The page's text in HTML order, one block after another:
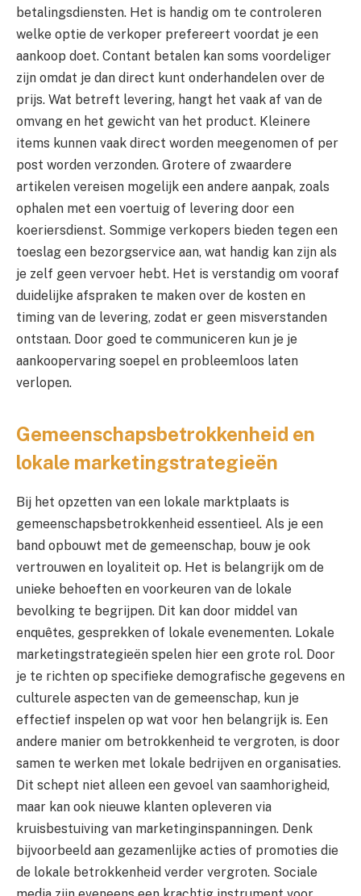
betalingsdiensten. Het is handig om te controleren
welke optie de verkoper prefereert voordat je een
aankoop doet. Contant betalen kan soms voordeliger
zijn omdat je dan direct kunt onderhandelen over de
prijs. Wat betreft levering, hangt het vaak af van de
omvang en het gewicht van het product. Kleinere
items kunnen vaak direct worden meegenomen of per
post worden verzonden. Grotere of zwaardere
artikelen vereisen mogelijk een andere aanpak, zoals
ophalen met een voertuig of levering door een
koeriersdienst. Sommige verkopers bieden tegen een
toeslag een bezorgservice aan, wat handig kan zijn als
je zelf geen vervoer hebt. Het is verstandig om vooraf
duidelijke afspraken te maken over de kosten en
timing van de levering, zodat er geen misverstanden
ontstaan. Door goed te communiceren kun je je
aankoopervaring soepel en probleemloos laten
verlopen.
Gemeenschapsbetrokkenheid en
lokale marketingstrategieën
Bij het opzetten van een lokale marktplaats is
gemeenschapsbetrokkenheid essentieel. Als je een
band opbouwt met de gemeenschap, bouw je ook
vertrouwen en loyaliteit op. Het is belangrijk om de
unieke behoeften en voorkeuren van de lokale
bevolking te begrijpen. Dit kan door middel van
enquêtes, gesprekken of lokale evenementen. Lokale
marketingstrategieën spelen hier een grote rol. Door
je te richten op specifieke demografische gegevens en
culturele aspecten van de gemeenschap, kun je
effectief inspelen op wat voor hen belangrijk is. Een
andere manier om betrokkenheid te vergroten, is door
samen te werken met lokale bedrijven en organisaties.
Dit schept niet alleen een gevoel van saamhorigheid,
maar kan ook nieuwe klanten opleveren via
kruisbestuiving van marketinginspanningen. Denk
bijvoorbeeld aan gezamenlijke acties of promoties die
de lokale betrokkenheid verder vergroten. Sociale